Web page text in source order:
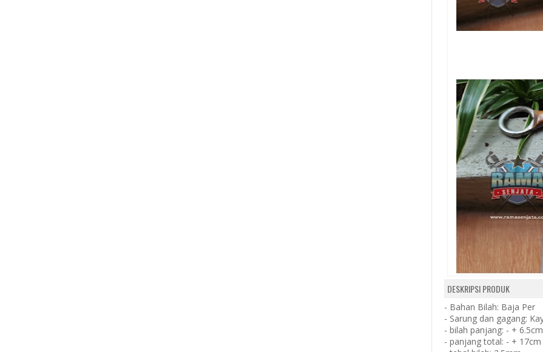
DESKRIPSI PRODUK
- Bahan Bilah: Baja Per
- Sarung dan gagang:
- bilah panjang: - + 6.5cm
- panjang total: - + 17cm